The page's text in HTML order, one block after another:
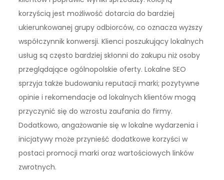
korzyścią jest możliwość dotarcia do bardziej
ukierunkowanej grupy odbiorców, co oznacza wyższy
współczynnik konwersji. Klienci poszukujący lokalnych
usług są często bardziej skłonni do zakupu niż osoby
przeglądające ogólnopolskie oferty. Lokalne SEO
sprzyja także budowaniu reputacji marki; pozytywne
opinie i rekomendacje od lokalnych klientów mogą
przyczynić się do wzrostu zaufania do firmy.
Dodatkowo, angażowanie się w lokalne wydarzenia i
inicjatywy może przynieść dodatkowe korzyści w
postaci promocji marki oraz wartościowych linków
zwrotnych.